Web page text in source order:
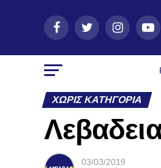
ΧΩΡΊΣ ΚΑΤΗΓΟΡΊΑ
03/03/2019